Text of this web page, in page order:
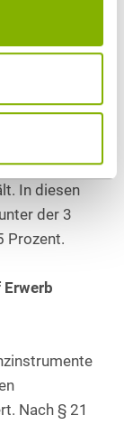
erfasst
erst die 5
diese
Prozent
In diesen
der 3
Prozent.
Nach § 21